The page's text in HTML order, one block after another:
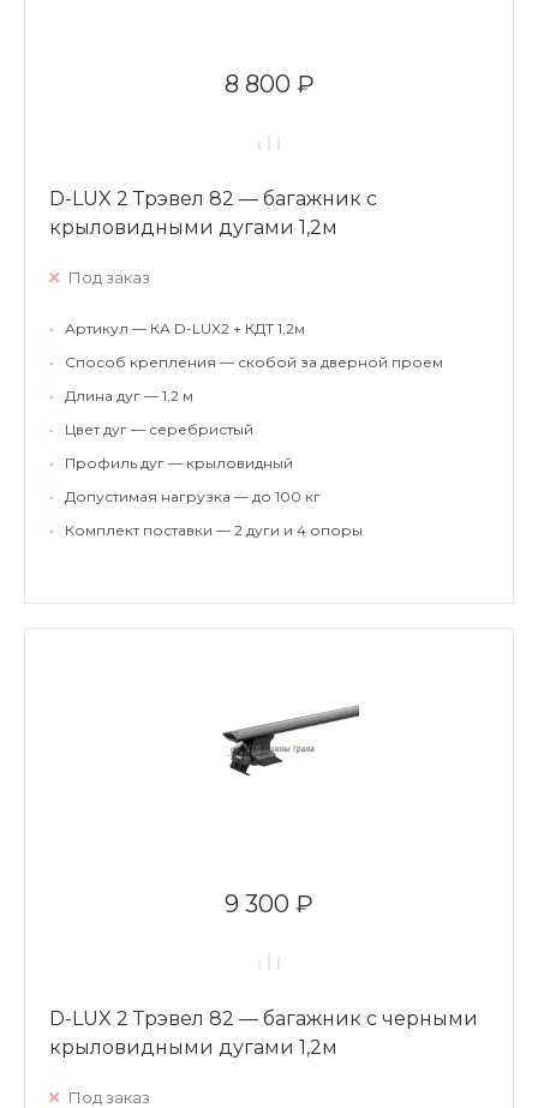
8 800 ₽
D-LUX 2 Трэвел 82 — багажник с
крыловидными дугами 1,2м
Под заказ
•
Артикул — КА D-LUX2 + КДТ 1,2м
•
Способ крепления — скобой за дверной проем
•
Длина дуг — 1,2 м
•
Цвет дуг — серебристый
•
Профиль дуг — крыловидный
•
Допустимая нагрузка — до 100 кг
•
Комплект поставки — 2 дуги и 4 опоры
9 300 ₽
D-LUX 2 Трэвел 82 — багажник с черными
крыловидными дугами 1,2м
Под заказ